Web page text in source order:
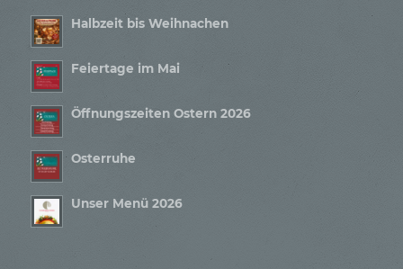
Halbzeit bis Weihnachen
Feiertage im Mai
Öffnungszeiten Ostern 2026
Osterruhe
Unser Menü 2026